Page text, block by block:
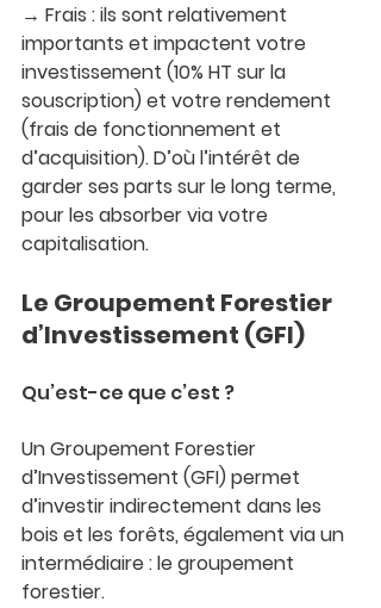
→ Frais : ils sont relativement
importants et impactent votre
investissement (10% HT sur la
souscription) et votre rendement
(frais de fonctionnement et
d’acquisition). D’où l’intérêt de
garder ses parts sur le long terme,
pour les absorber via votre
capitalisation.
Le Groupement Forestier
d’Investissement (GFI)
Qu’est-ce que c’est ?
Un Groupement Forestier
d’Investissement (GFI) permet
d’investir indirectement dans les
bois et les forêts, également via un
intermédiaire : le groupement
forestier.